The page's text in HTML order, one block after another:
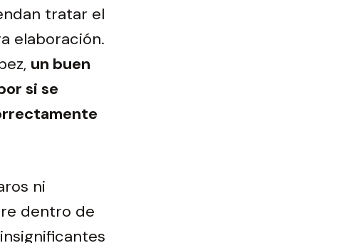
tratar el
elaboración.
un buen
si se
ni
dentro de